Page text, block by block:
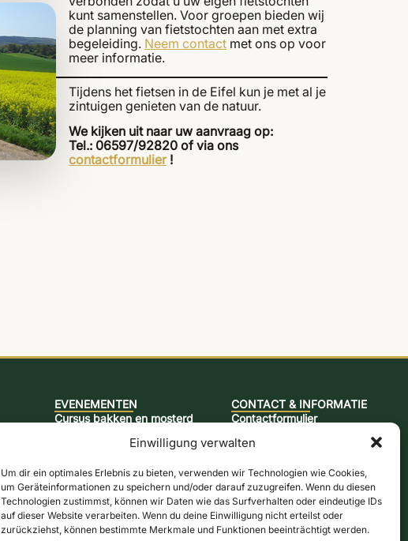
Einwilligung verwalten
Um dir ein optimales Erlebnis zu bieten, verwenden wir Technologien wie Cookies,
um Geräteinformationen zu speichern und/oder darauf zuzugreifen. Wenn du diesen
Technologien zustimmst, können wir Daten wie das Surfverhalten oder eindeutige IDs
auf dieser Website verarbeiten. Wenn du deine Einwilligung nicht erteilst oder
zurückziehst, können bestimmte Merkmale und Funktionen beeinträchtigt werden.
kunt samenstellen. Voor groepen bieden wij
de planning van fietstochten aan met extra
begeleiding. Neem contact met ons op voor
meer informatie.
Tijdens het fietsen in de Eifel kun je met al je
zintuigen genieten van de natuur.
We kijken uit naar uw aanvraag op:
Tel.: 06597/92820 of via ons
contactformulier!
EVENEMENTEN
Cursus bakken en mosterd
Keulen molenavond
Cursus bier brouwen
Snap-brandcursus
Actiedagen
CONTACT & INFORMATIE
Contactformulier
Openingstijden
Nieuwsbrief
Online winkel
Bonnen